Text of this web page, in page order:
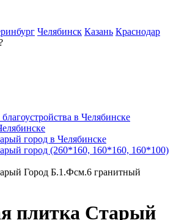
Челябинск Казань Краснодар
в Челябинске
город в Челябинске
город (260*160, 160*160, 160*100)
Город Б.1.Фсм.6 гранитный
плитка Старый